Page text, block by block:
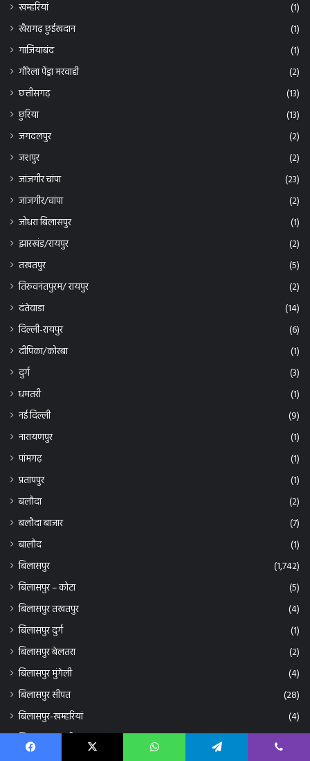
जोधरा बिलासपुर
(1)
झारखंड/रायपुर
(2)
तखतपुर
(5)
तिरुवनंतपुरम/ रायपुर
(2)
दंतेवाडा
(14)
दिल्ली-रायपुर
(6)
दीपिका/कोरबा
(1)
दुर्ग
(3)
धमतरी
(1)
नई दिल्ली
(9)
नारायणपुर
(1)
पांमगढ़
(1)
प्रतापपुर
(1)
बलौदा
(2)
बलौदा बाजार
(7)
बालौद
(1)
बिलासपुर
(1,742)
बिलासपुर – कोटा
(5)
बिलासपुर तखतपुर
(4)
बिलासपुर दुर्ग
(1)
बिलासपुर बेलतरा
(2)
बिलासपुर मुंगेली
(4)
बिलासपुर सीपत
(28)
बिलासपुर-खम्हरियां
(4)
बिलासपुर-मस्तूरी
(11)
बिल्हा
(2)
बिल्हा बिलासपुर
(1)
बिहार
(1)
बीजापुर
(1)
बेलतरा
(1)
भिलाई
(4)
भिलाई दुर्ग
(3)
मस्तूरी
(46)
मस्तूरी-सीपत
(4)
महाराष्ट्र